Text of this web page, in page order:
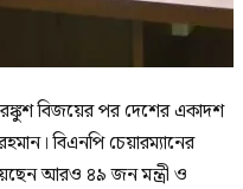
বিজয়ের পর দেশের একাদশ
বিএনপি চেয়ারম্যানের
আরও ৪৯ জন মন্ত্রী ও